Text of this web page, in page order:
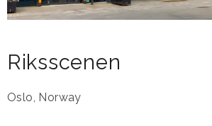
Riksscenen
Oslo, Norway